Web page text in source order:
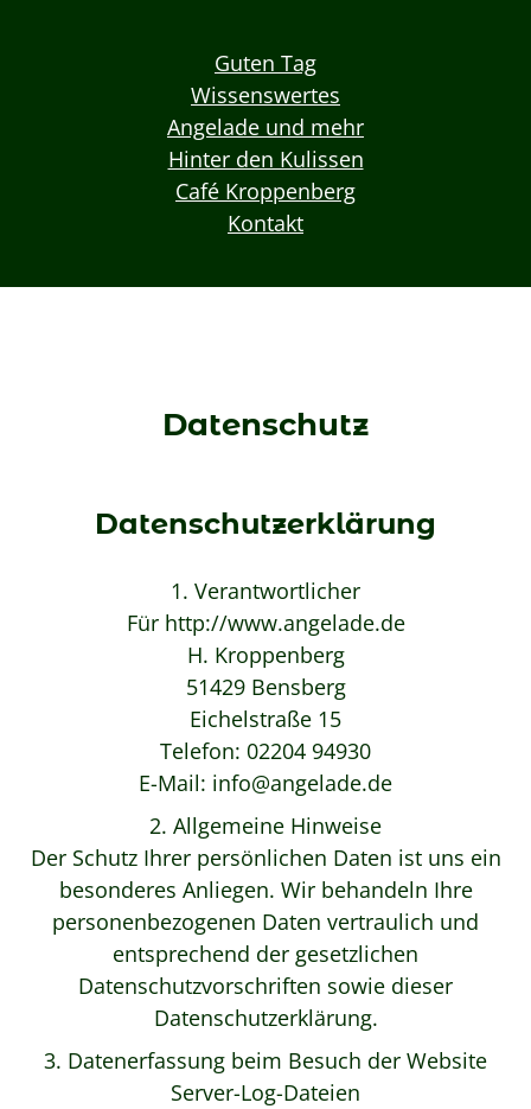
Guten Tag
Wissenswertes
Angelade und mehr
Hinter den Kulissen
Café Kroppenberg
Kontakt
Datenschutz
Datenschutzerklärung
1. Verantwortlicher
Für http://www.angelade.de
H. Kroppenberg
51429 Bensberg
Eichelstraße 15
Telefon: 02204 94930
E-Mail: info@angelade.de
2. Allgemeine Hinweise
Der Schutz Ihrer persönlichen Daten ist uns ein
besonderes Anliegen. Wir behandeln Ihre
personenbezogenen Daten vertraulich und
entsprechend der gesetzlichen
Datenschutzvorschriften sowie dieser
Datenschutzerklärung.
3. Datenerfassung beim Besuch der Website
Server-Log-Dateien